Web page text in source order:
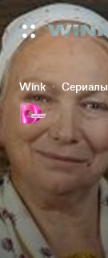
Wink Сериалы